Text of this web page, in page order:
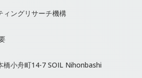
ィングリサーチ機構
橋小舟町14-7 SOIL Nihonbashi